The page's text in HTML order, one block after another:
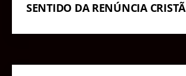
SENTIDO DA RENÚNCIA CRISTÃ